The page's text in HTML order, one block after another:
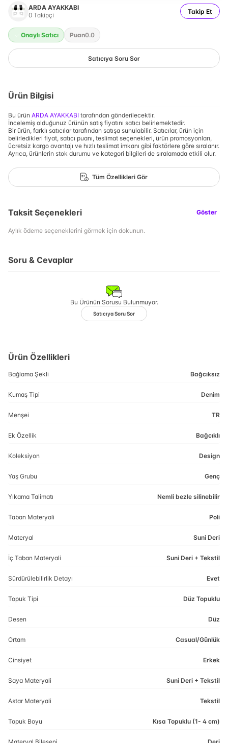
ARDA AYAKKABI
0 Takipçi Takip Et
Onaylı Satıcı Puan0.0
Satıcıya Soru Sor
Ürün Bilgisi
Bu ürün ARDA AYAKKABI tarafından gönderilecektir.
İncelemiş olduğunuz ürünün satış fiyatını satıcı belirlemektedir.
Bir ürün, farklı satıcılar tarafından satışa sunulabilir. Satıcılar, ürün için
belirledikleri fiyat, satıcı puanı, teslimat seçenekleri, ürün promosyonları,
ücretsiz kargo avantajı ve hızlı teslimat imkanı gibi faktörlere göre sıralanır.
Ayrıca, ürünlerin stok durumu ve kategori bilgileri de sıralamada etkili olur.
Tüm Özellikleri Gör
Taksit Seçenekleri Göster
Aylık ödeme seçeneklerini görmek için dokunun.
Soru & Cevaplar
Bu Ürünün Sorusu Bulunmuyor.
Satıcıya Soru Sor
Ürün Özellikleri
Bağlama Şekli Bağcıksız
Kumaş Tipi Denim
Menşei TR
Ek Özellik Bağcıklı
Koleksiyon Design
Yaş Grubu Genç
Yıkama Talimatı Nemli bezle silinebilir
Taban Materyali Poli
Materyal Suni Deri
İç Taban Materyali Suni Deri + Tekstil
Sürdürülebilirlik Detayı Evet
Topuk Tipi Düz Topuklu
Desen Düz
Ortam Casual/Günlük
Cinsiyet Erkek
Saya Materyali Suni Deri + Tekstil
Astar Materyali Tekstil
Topuk Boyu Kısa Topuklu (1- 4 cm)